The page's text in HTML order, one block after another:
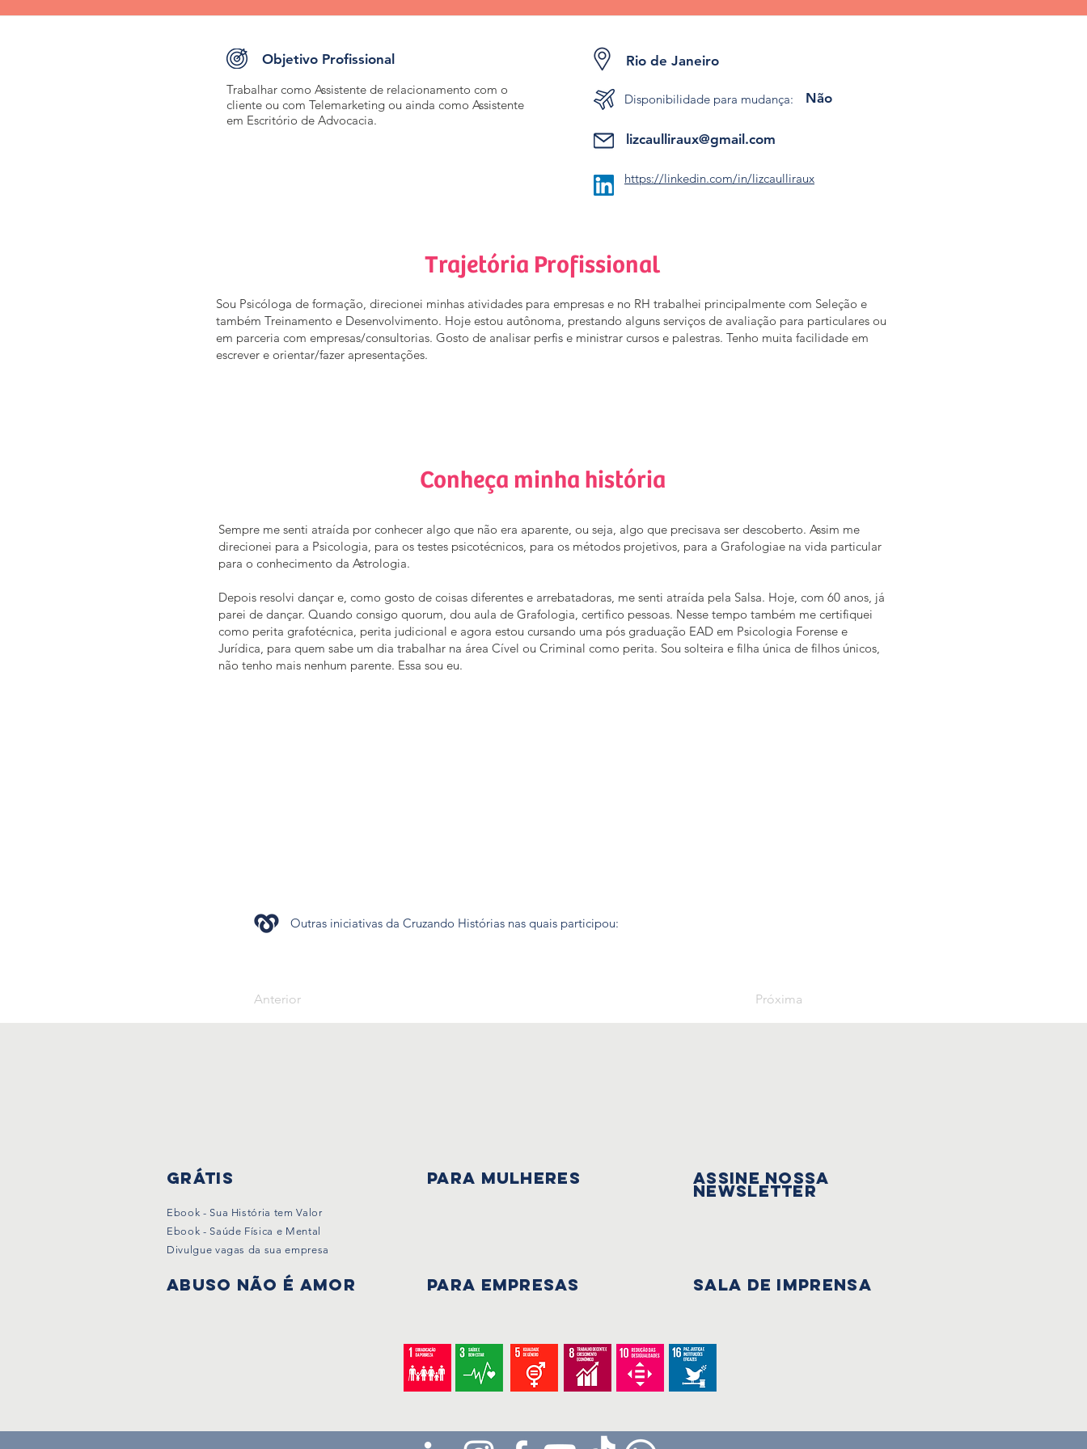
Rio de Janeiro
Objetivo Profissional
Trabalhar como Assistente de relacionamento com o
cliente ou com Telemarketing ou ainda como Assistente
em Escritório de Advocacia.
Disponibilidade para mudança: Não
lizcaulliraux@gmail.com
https://linkedin.com/in/lizcaulliraux
Trajetória Profissional
Sou Psicóloga de formação, direcionei minhas atividades para empresas e no RH trabalhei principalmente com Seleção e
também Treinamento e Desenvolvimento. Hoje estou autônoma, prestando alguns serviços de avaliação para particulares ou
em parceria com empresas/consultorias. Gosto de analisar perfis e ministrar cursos e palestras. Tenho muita facilidade em
escrever e orientar/fazer apresentações.
Conheça minha história
Sempre me senti atraída por conhecer algo que não era aparente, ou seja, algo que precisava ser descoberto. Assim me
direcionei para a Psicologia, para os testes psicotécnicos, para os métodos projetivos, para a Grafologiae na vida particular
para o conhecimento da Astrologia.
Depois resolvi dançar e, como gosto de coisas diferentes e arrebatadoras, me senti atraída pela Salsa. Hoje, com 60 anos, já
parei de dançar. Quando consigo quorum, dou aula de Grafologia, certifico pessoas. Nesse tempo também me certifiquei
como perita grafotécnica, perita judicional e agora estou cursando uma pós graduação EAD em Psicologia Forense e
Jurídica, para quem sabe um dia trabalhar na área Cível ou Criminal como perita. Sou solteira e filha única de filhos únicos,
não tenho mais nenhum parente. Essa sou eu.
Outras iniciativas da Cruzando Histórias nas quais participou:
Anterior Próxima
Grátis PARA mulheres Assine nossa
Newsletter
Ebook - Sua História tem Valor
Ebook - Saúde Física e Mental
Divulgue vagas da sua empresa
Abuso não é amor PARA EMPRESAS Sala de Imprensa